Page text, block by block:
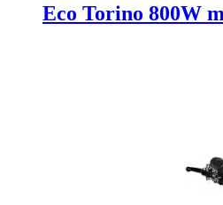
Eco Torino 800W